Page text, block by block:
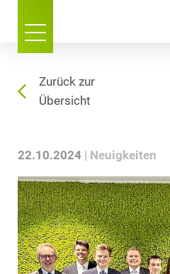
Zurück zur
Übersicht
22.10.2024 Neuigkeiten